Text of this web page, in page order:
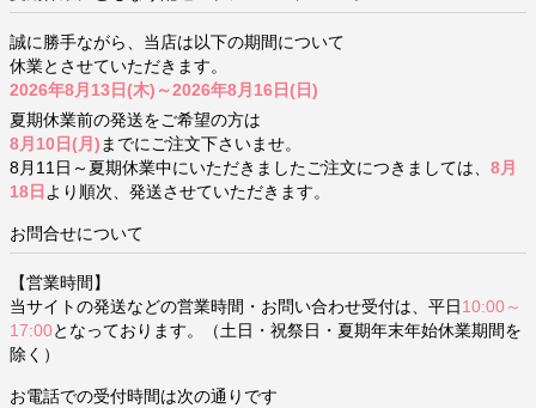
誠に勝手ながら、当店は以下の期間について
休業とさせていただきます。
2026年8月13日(木)～2026年8月16日(日)
夏期休業前の発送をご希望の方は
8月10日(月) までにご注文下さいませ。
8月11日～夏期休業中にいただきましたご注文につきましては、 8月
18日 より順次、発送させていただきます。
お問合せについて
【営業時間】
当サイトの発送などの営業時間・お問い合わせ受付は、平日 10:00～
17:00となっております。（土日・祝祭日・夏期年末年始休業期間を
除く）
お電話での受付時間は次の通りです